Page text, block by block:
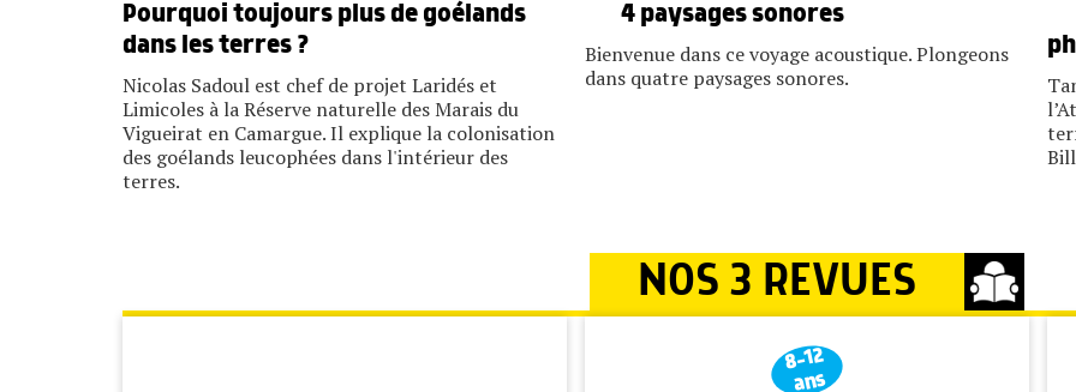
Pourquoi toujours plus de goélands
dans les terres ?
Nicolas Sadoul est chef de projet Laridés et
Limicoles à la Réserve naturelle des Marais du
Vigueirat en Camargue. Il explique la colonisation
des goélands leucophées dans l'intérieur des
terres.
4 paysages sonores
Bienvenue dans ce voyage acoustique. Plongeons
dans quatre paysages sonores.
NOS 3 REVUES
8-12
ans